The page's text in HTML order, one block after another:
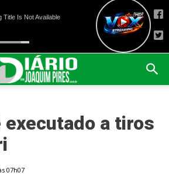
executado a tiros
07h07